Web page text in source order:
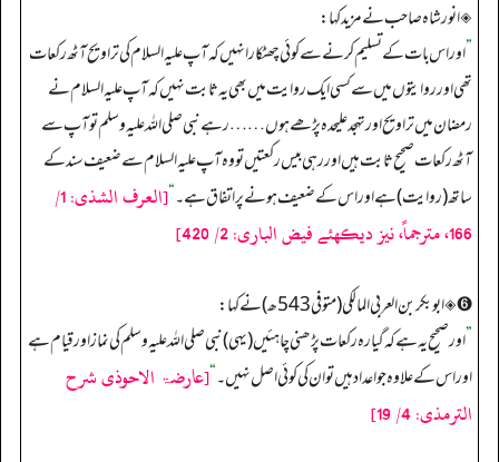
◈ انور شاہ صاحب نے مزید کہا:
”اور اس بات کے تسلیم کرنے سے کوئی چھٹکارا نہیں کہ آپ علیہ السلام کی تراویح آٹھ رکعات
تھی اور روایتوں میں سے کسی ایک روایت میں بھی یہ ثابت نہیں کہ آپ علیہ السلام نے
رمضان میں تراویح اور تہجد علیحدہ پڑھے ہوں…… رہے نبی صلی اللہ علیہ وسلم تو آپ سے
آٹھ رکعات صحیح ثابت ہیں اور رہی بیس رکعتیں تو وہ آپ علیہ السلام سے ضعیف سند کے
ساتھ (روایت) ہے اور اس کے ضعیف ہونے پر اتفاق ہے۔“
[العرف الشذی: 1/
166، مترجماً، نیز دیکھئے فیض الباری: 2/ 420]
➏ ◈ ابو بکر بن العربی المالکی (متوفی 543ھ) نے کہا:
”اور صحیح یہ ہے کہ گیارہ رکعات پڑھنی چاہئیں (یہی) نبی صلی اللہ علیہ وسلم کی نماز اور قیام ہے
اور اس کے علاوہ جو اعداد ہیں تو ان کی کوئی اصل نہیں۔“[عارضۃ الاحوذی شرح
الترمذی: 4/ 19]